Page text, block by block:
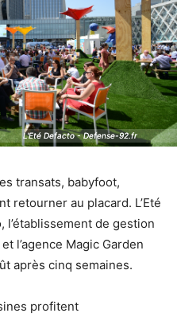
L'Eté Defacto - Defense-92.fr
L'Eté Defacto - Defense-92.fr
transats, babyfoot,
retourner au placard. L’Eté
l’établissement de gestion
l’agence Magic Garden
après cinq semaines.
profitent